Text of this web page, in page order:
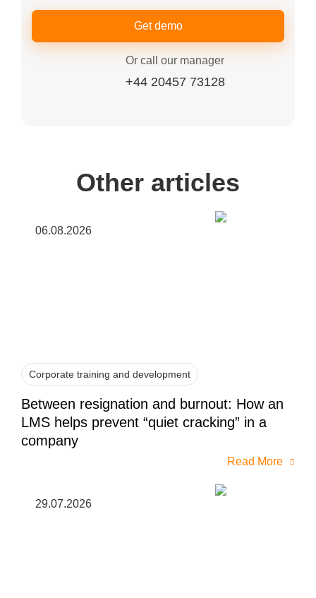
Get demo
Or call our manager
+44 20457 73128
Other articles
06.08.2026
Corporate training and development
Between resignation and burnout: How an
LMS helps prevent “quiet cracking” in a
company
Read More
29.07.2026